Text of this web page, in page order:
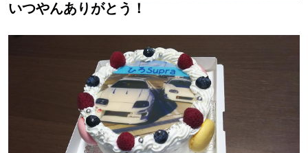
いつやんありがとう！